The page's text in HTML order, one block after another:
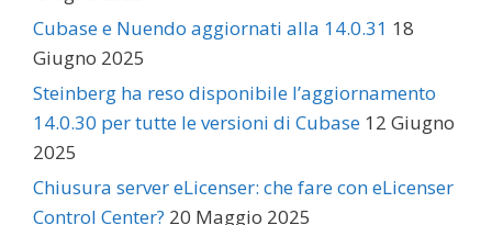
Cubase e Nuendo aggiornati alla 14.0.31 18
Giugno 2025
Steinberg ha reso disponibile l’aggiornamento
14.0.30 per tutte le versioni di Cubase 12 Giugno
2025
Chiusura server eLicenser: che fare con eLicenser
Control Center? 20 Maggio 2025